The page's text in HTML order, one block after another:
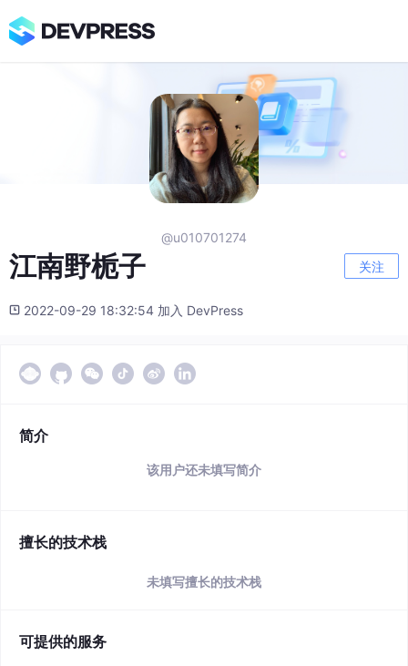
@u010701274
江南野栀子 关注
2022-09-29 18:32:54 加入 DevPress
简介
该用户还未填写简介
擅长的技术栈
未填写擅长的技术栈
可提供的服务